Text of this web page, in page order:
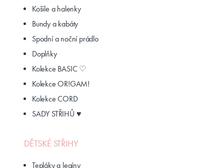
Košile a halenky
Bundy a kabáty
Spodní a noční prádlo
Doplňky
Kolekce BASIC ♡
Kolekce OR!GAM!
Kolekce CORD
SADY STŘIHŮ ♥
DĚTSKÉ STŘIHY
Tepláky a legíny